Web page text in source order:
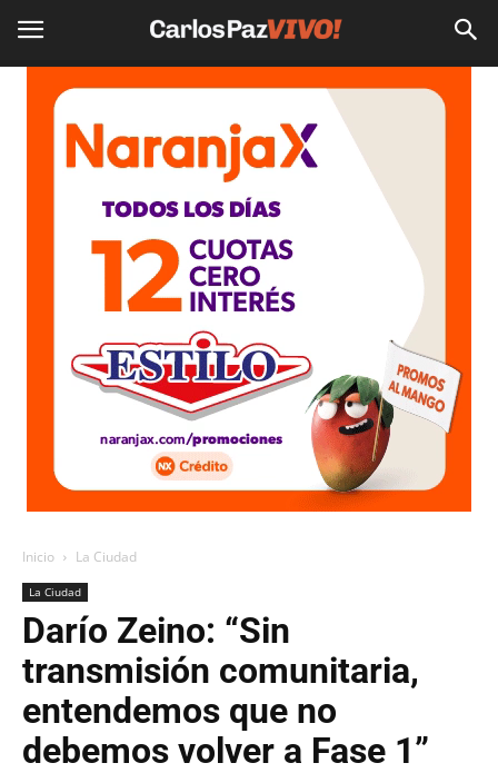
Inicio La Ciudad
La Ciudad
Darío Zeino: “Sin
transmisión comunitaria,
entendemos que no
debemos volver a Fase 1”